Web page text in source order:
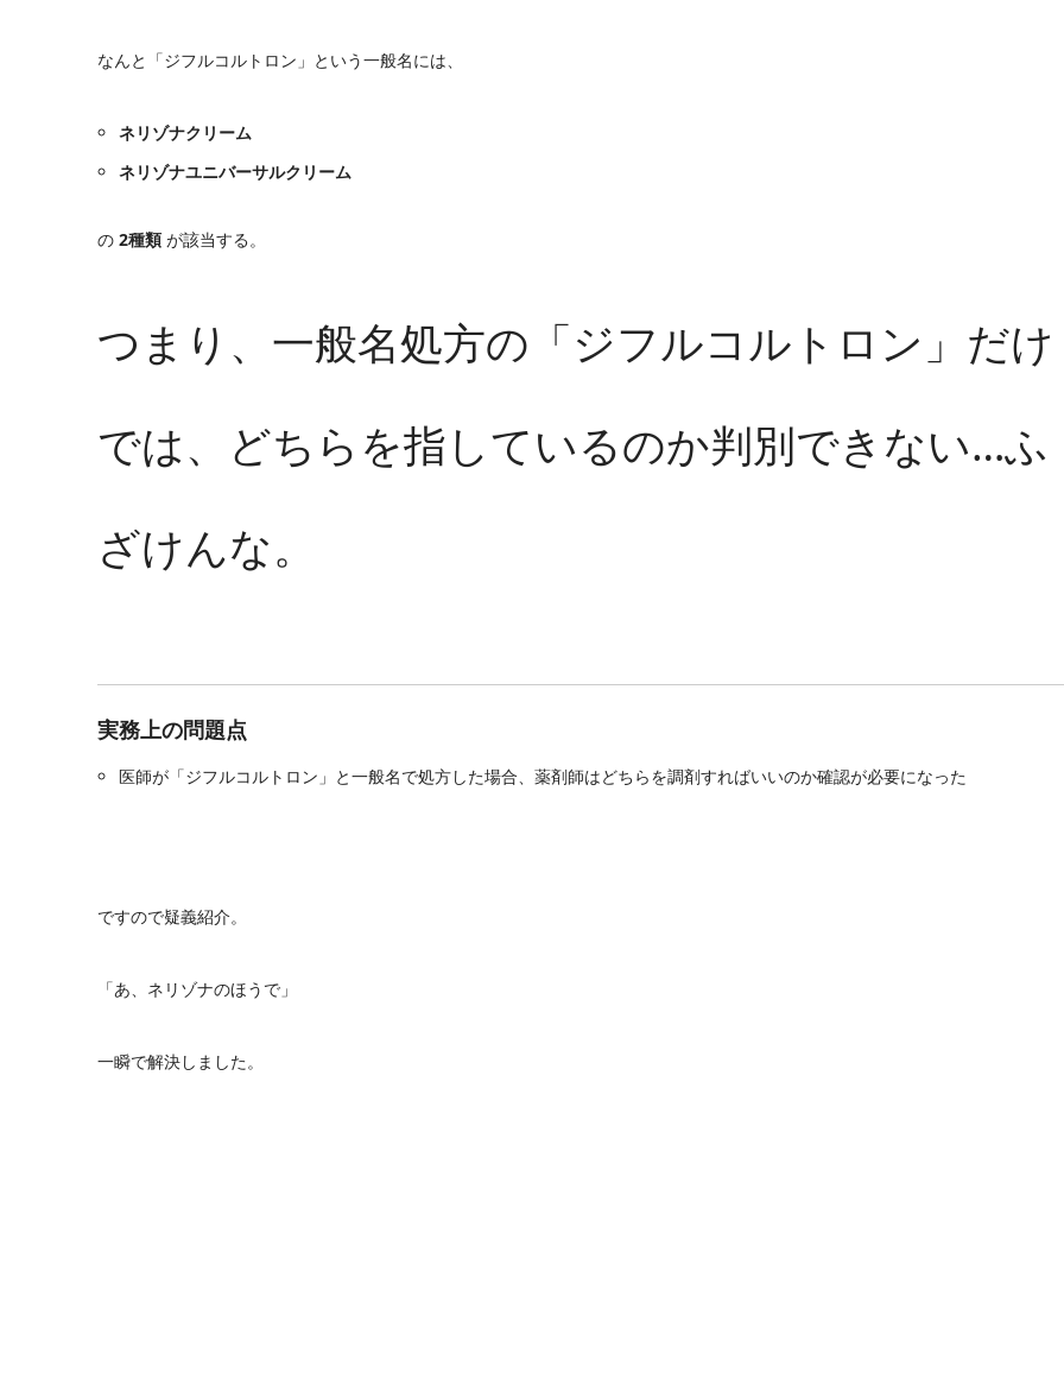
なんと「ジフルコルトロン」という一般名には、
ネリゾナクリーム
ネリゾナユニバーサルクリーム
の 2種類 が該当する。
つまり、一般名処方の「ジフルコルトロン」だけ
では、どちらを指しているのか判別できない…ふ
ざけんな。
実務上の問題点
医師が「ジフルコルトロン」と一般名で処方した場合、薬剤師はどちらを調剤すればいいのか確認が必要になった
ですので疑義紹介。
「あ、ネリゾナのほうで」
一瞬で解決しました。